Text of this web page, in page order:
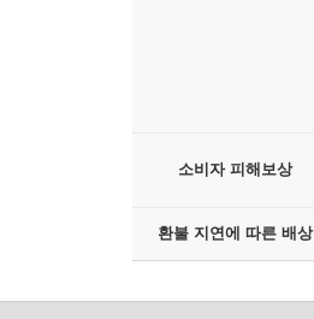
소비자 피해보상
환불 지연에 따른 배상